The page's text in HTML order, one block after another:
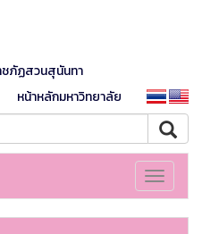
ภัฏสวนสุนันทา
หน้าหลักมหาวิทยาลัย
Toggle